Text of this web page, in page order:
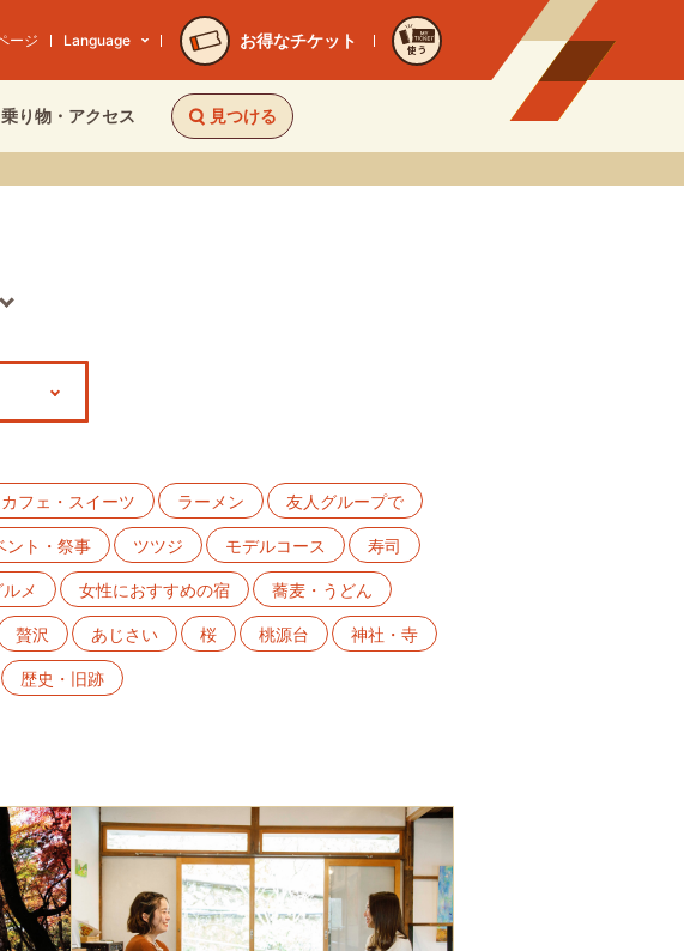
ージ Language お得なチケット
使う
乗り物・ アクセス 見つける
カフェ・スイーツ ラーメン 友人グループで
ント・祭事 ツツジ モデルコース 寿司
ルメ 女性におすすめの宿 蕎麦・うどん
贅沢 あじさい 桜 桃源台 神社・寺
歴史・旧跡